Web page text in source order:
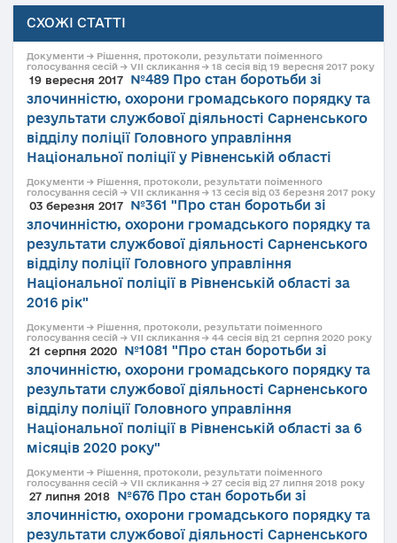
СХОЖІ СТАТТІ
Документи → Рішення, протоколи, результати поіменного
голосування сесій → VII скликання → 18 сесія від 19 вересня 2017 року
19 вересня 2017
№489 Про стан боротьби зі
злочинністю, охорони громадського порядку та
результати службової діяльності Сарненського
відділу поліції Головного управління
Національної поліції у Рівненській області
Документи → Рішення, протоколи, результати поіменного
голосування сесій → VII скликання → 13 сесія від 03 березня 2017 року
03 березня 2017
№361 "Про стан боротьби зі
злочинністю, охорони громадського порядку та
результати службової діяльності Сарненського
відділу поліції Головного управління
Національної поліції в Рівненській області за
2016 рік"
Документи → Рішення, протоколи, результати поіменного
голосування сесій → VII скликання → 44 сесія від 21 серпня 2020 року
21 серпня 2020
№1081 "Про стан боротьби зі
злочинністю, охорони громадського порядку та
результати службової діяльності Сарненського
відділу поліції Головного управління
Національної поліції в Рівненській області за 6
місяців 2020 року"
Документи → Рішення, протоколи, результати поіменного
голосування сесій → VII скликання → 27 сесія від 27 липня 2018 року
27 липня 2018
№676 Про стан боротьби зі
злочинністю, охорони громадського порядку та
результати службової діяльності Сарненського